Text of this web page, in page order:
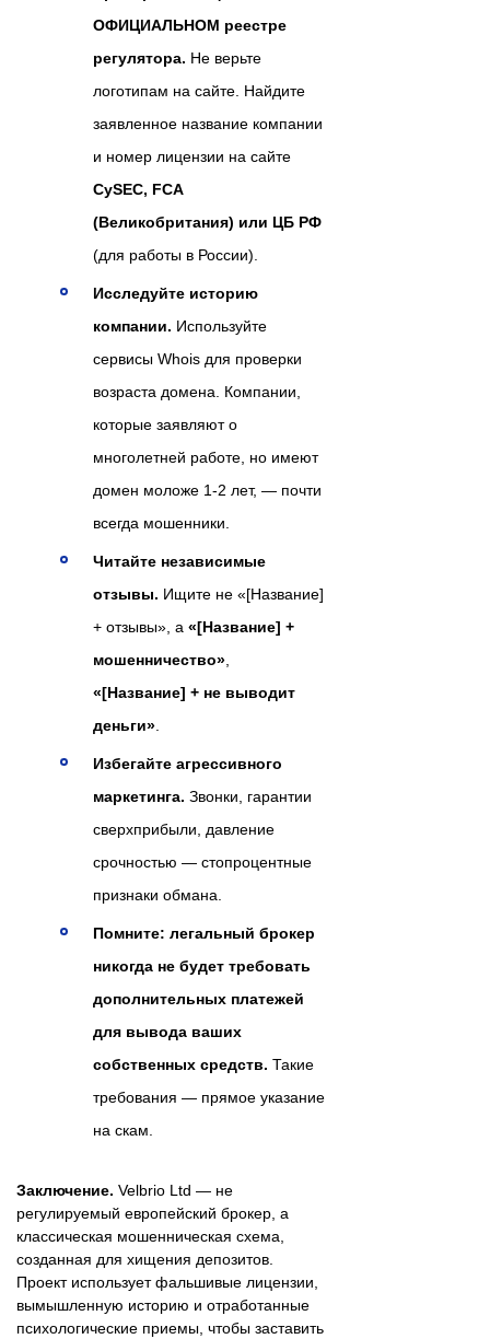
ОФИЦИАЛЬНОМ реестре
регулятора. Не верьте
логотипам на сайте. Найдите
заявленное название компании
и номер лицензии на сайте
CySEC, FCA
(Великобритания) или ЦБ РФ
(для работы в России).
Исследуйте историю
компании. Используйте
сервисы Whois для проверки
возраста домена. Компании,
которые заявляют о
многолетней работе, но имеют
домен моложе 1-2 лет, — почти
всегда мошенники.
Читайте независимые
отзывы. Ищите не «[Название]
+ отзывы», а «[Название] +
мошенничество»,
«[Название] + не выводит
деньги».
Избегайте агрессивного
маркетинга. Звонки, гарантии
сверхприбыли, давление
срочностью — стопроцентные
признаки обмана.
Помните: легальный брокер
никогда не будет требовать
дополнительных платежей
для вывода ваших
собственных средств. Такие
требования — прямое указание
на скам.
Заключение. Velbrio Ltd — не
регулируемый европейский брокер, а
классическая мошенническая схема,
созданная для хищения депозитов.
Проект использует фальшивые лицензии,
вымышленную историю и отработанные
психологические приемы, чтобы заставить